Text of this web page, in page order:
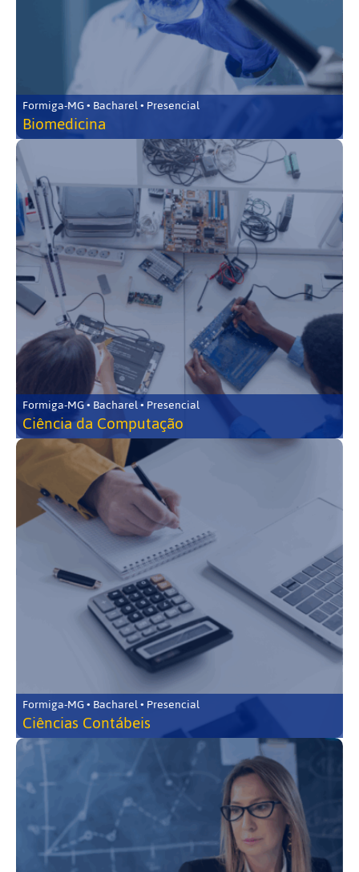
Formiga-MG • Bacharel • Presencial
Biomedicina
Formiga-MG • Bacharel • Presencial
Ciência da Computação
Formiga-MG • Bacharel • Presencial
Ciências Contábeis